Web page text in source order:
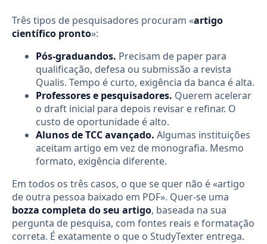
Três tipos de pesquisadores procuram «artigo
científico pronto»:
Pós-graduandos. Precisam de paper para
qualificação, defesa ou submissão a revista
Qualis. Tempo é curto, exigência da banca é alta.
Professores e pesquisadores. Querem acelerar
o draft inicial para depois revisar e refinar. O
custo de oportunidade é alto.
Alunos de TCC avançado. Algumas instituições
aceitam artigo em vez de monografia. Mesmo
formato, exigência diferente.
Em todos os três casos, o que se quer não é «artigo
de outra pessoa baixado em PDF». Quer-se uma
bozza completa do seu artigo, baseada na sua
pergunta de pesquisa, com fontes reais e formatação
correta. É exatamente o que o StudyTexter entrega.